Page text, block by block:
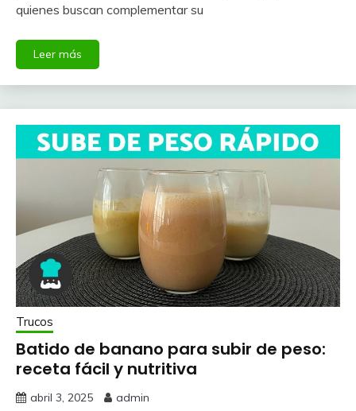
quienes buscan complementar su
Leer más
Trucos
Batido de banano para subir de peso:
receta fácil y nutritiva
abril 3, 2025 admin